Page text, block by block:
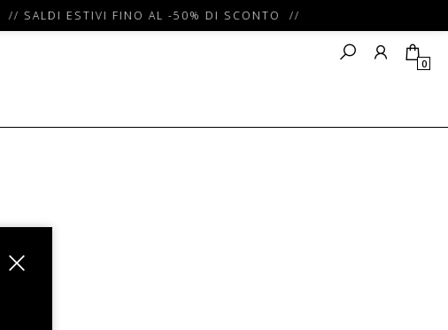
SALDI ESTIVI FINO AL -50% DI SCONTO //
0